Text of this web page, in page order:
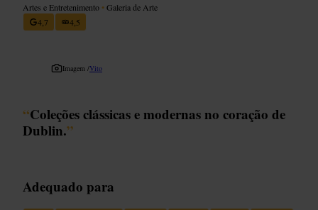
Artes e Entretenimento •Galeria de Arte
4,7
4,5
Imagem /Vito
“Coleções clássicas e modernas no coração de
Dublin.”
Adequado para